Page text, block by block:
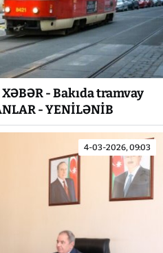
- Bakıda tramvay
- YENİLƏNİB
4-03-2026, 09:03